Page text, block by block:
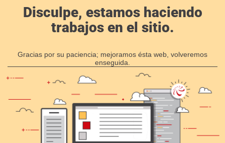
Disculpe, estamos haciendo
trabajos en el sitio.
Gracias por su paciencia; mejoramos ésta web, volveremos
enseguida.